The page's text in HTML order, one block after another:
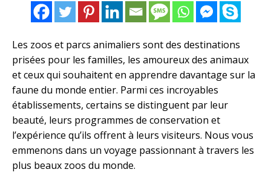
Les zoos et parcs animaliers sont des destinations
prisées pour les familles, les amoureux des animaux
et ceux qui souhaitent en apprendre davantage sur la
faune du monde entier. Parmi ces incroyables
établissements, certains se distinguent par leur
beauté, leurs programmes de conservation et
l’expérience qu’ils offrent à leurs visiteurs. Nous vous
emmenons dans un voyage passionnant à travers les
plus beaux zoos du monde.